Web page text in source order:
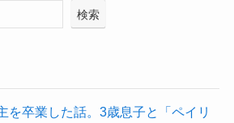
検索
を卒業した話。3歳息子と「ペイリ